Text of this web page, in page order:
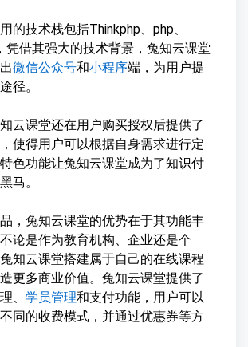
的技术栈包括Thinkphp、php、
凭借其强大的技术背景，兔知云课堂
微信公众号和小程序端，为用户提
径。
云课堂还在用户购买授权后提供了
使得用户可以根据自身需求进行定
色功能让兔知云课堂成为了知识付
马。
，兔知云课堂的优势在于其功能丰
论是作为教育机构、企业还是个
知云课堂搭建属于自己的在线课程
更多商业价值。兔知云课堂提供了
、 学员管理和支付功能，用户可以
同的收费模式，并通过优惠券等方